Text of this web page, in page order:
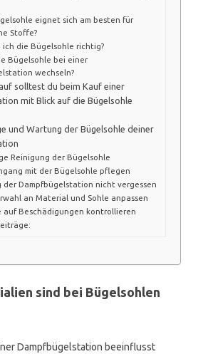
eignet sich am besten für
Stoffe?
die Bügelsohle richtig?
Bügelsohle bei einer
wechseln?
solltest du beim Kauf einer
mit Blick auf die Bügelsohle
und Wartung der Bügelsohle deiner
Reinigung der Bügelsohle
mit der Bügelsohle pflegen
der Dampfbügelstation nicht vergessen
an Material und Sohle anpassen
auf Beschädigungen kontrollieren
sind bei Bügelsohlen
Dampfbügelstation beeinflusst